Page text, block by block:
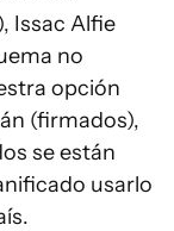
Issac Alfie
no
opción
(firmados),
se están
usarlo